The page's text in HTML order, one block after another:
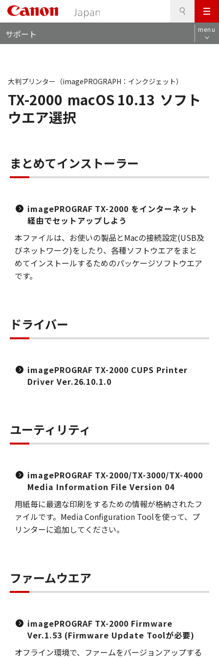
メ
ニ
ュ
サポート menu
TX-2000 macOS 10.13 ソフト
ウエア選択
大判プリンター（imagePROGRAPH：インクジェット）
まとめてインストーラー
imagePROGRAF TX-2000 をインターネット
経由でセットアップしよう
本ファイルは、お使いの製品とMacの接続設定(USB及
びネットワーク)をしたり、各種ソフトウエアをまと
めてインストールするためのパッケージソフトウエア
です。
ドライバー
imagePROGRAF TX-2000 CUPS Printer
Driver Ver.26.10.1.0
ユーティリティ
imagePROGRAF TX-2000/TX-3000/TX-4000
Media Information File Version 04
用紙毎に最適な印刷をするための情報が格納されたフ
ァイルです。Media Configuration Toolを使って、プ
リンターに追加してください。
ファームウエア
imagePROGRAF TX-2000 Firmware
Ver.1.53 (Firmware Update Toolが必要)
オフライン環境で、ファームをバージョンアップする